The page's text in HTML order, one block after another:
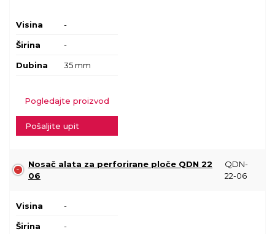
Visina -
Širina -
Dubina 35 mm
Pogledajte proizvod
Pošaljite upit
Nosač alata za perforirane ploče QDN 22
06
QDN-
22-06
Visina -
Širina -